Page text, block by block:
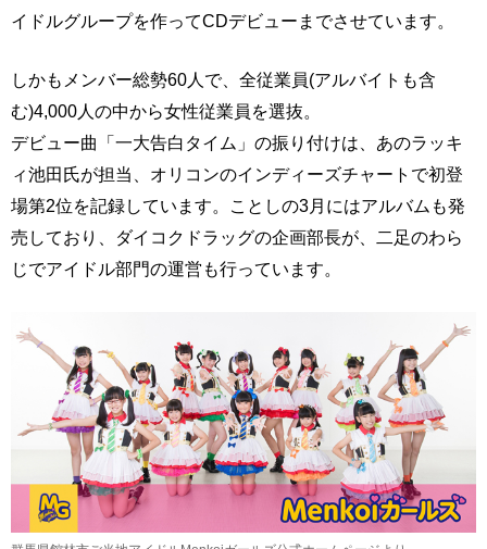
イドルグループを作ってCDデビューまでさせています。
しかもメンバー総勢60人で、全従業員(アルバイトも含
む)4,000人の中から女性従業員を選抜。
デビュー曲「一大告白タイム」の振り付けは、あのラッキ
ィ池田氏が担当、オリコンのインディーズチャートで初登
場第2位を記録しています。ことしの3月にはアルバムも発
売しており、ダイコクドラッグの企画部長が、二足のわら
じでアイドル部門の運営も行っています。